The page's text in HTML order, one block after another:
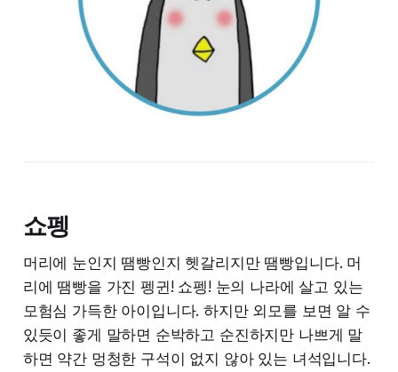
쇼펭
머리에 눈인지 땜빵인지 헷갈리지만 땜빵입니다. 머
리에 땜빵을 가진 펭귄! 쇼펭! 눈의 나라에 살고 있는
모험심 가득한 아이입니다. 하지만 외모를 보면 알 수
있듯이 좋게 말하면 순박하고 순진하지만 나쁘게 말
하면 약간 멍청한 구석이 없지 않아 있는 녀석입니다.